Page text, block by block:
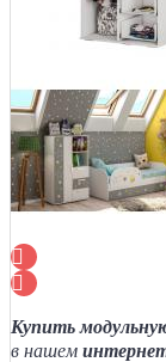
Купить
в нашем